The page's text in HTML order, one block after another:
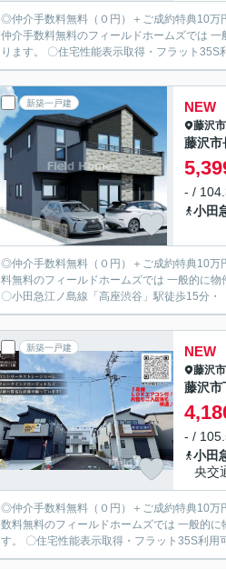
◎仲介手数料無料（０円）＋ご成約特典10万
仲介手数料無料のフィールドホームズでは
新築一戸建 NEW
藤沢市
藤沢
- /
小田
◎仲介手数料無料（０円）＋ご成約特典10万円
料無料のフィールドホームズでは 一般的に
新築一戸建 NEW
藤沢市
藤沢
- /
小田
央交
◎仲介手数料無料（０円）＋ご成約特典10万円
数料無料のフィールドホームズでは 一般的